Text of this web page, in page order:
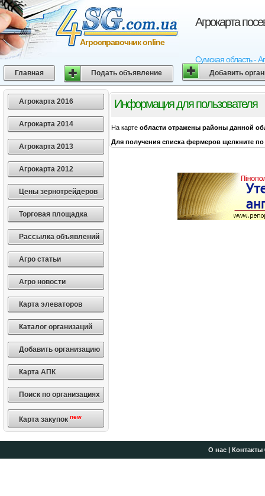
Агрокарта
Сумская область -
Агросправочник online
Главная Подать объявление Добавить
Агрокарта 2016
Агрокарта 2014
Агрокарта 2013
Агрокарта 2012
Цены зернотрейдеров
Торговая площадка
Рассылка объявлений
Агро статьи
Агро новости
Карта элеваторов
Каталог организаций
Добавить организацию
Карта АПК
Поиск по организациях
Карта закупок new
Информация для пользователя
На карте области отражены районы данной
Для получения списка фермеров щелкните по
О нас| Контакты